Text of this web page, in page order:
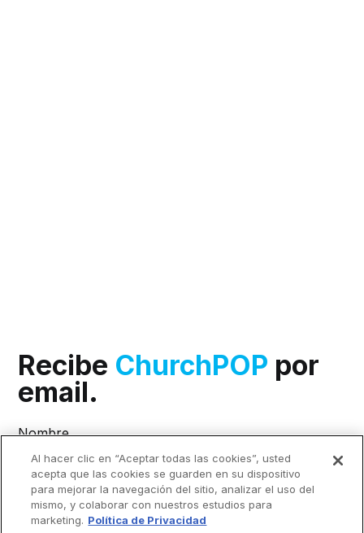
Recibe ChurchPOP por
email.
Nombre
Apellido
Al hacer clic en “Aceptar todas las cookies”, usted
acepta que las cookies se guarden en su dispositivo
para mejorar la navegación del sitio, analizar el uso del
mismo, y colaborar con nuestros estudios para
marketing. Política de Privacidad